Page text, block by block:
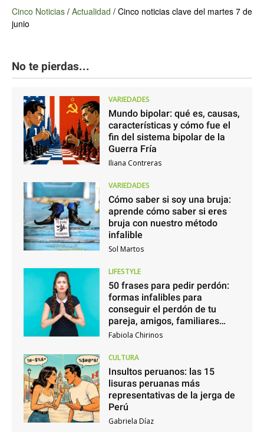
Cinco Noticias / Actualidad / Cinco noticias clave del martes 7 de
junio
No te pierdas...
VARIEDADES
Mundo bipolar: qué es, causas,
características y cómo fue el
fin del sistema bipolar de la
Guerra Fría
Iliana Contreras
VARIEDADES
Cómo saber si soy una bruja:
aprende cómo saber si eres
bruja con nuestro método
infalible
Sol Martos
LIFESTYLE
50 frases para pedir perdón:
formas infalibles para
conseguir el perdón de tu
pareja, amigos, familiares…
Fabiola Chirinos
CULTURA
Insultos peruanos: las 15
lisuras peruanas más
representativas de la jerga de
Perú
Gabriela Díaz